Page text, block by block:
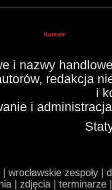
Kontakt
i nazwy
redakcja
i
i
wrocławskie zespoły
| zdjęcia |